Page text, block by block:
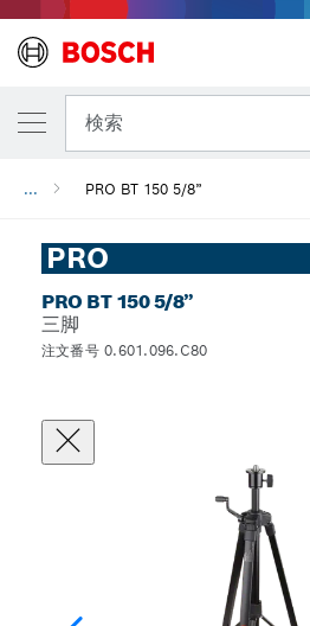
検索
... PRO BT 150 5/8”
PRO
PRO BT 150 5/8”
三脚
注文番号 0.601.096.C80